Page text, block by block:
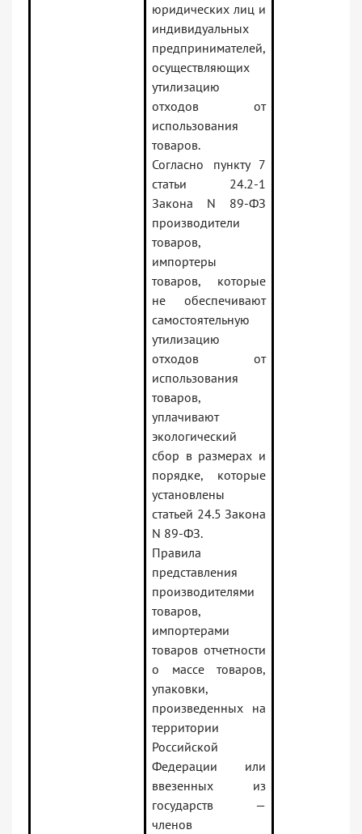
юридических лиц и
индивидуальных
предпринимателей,
осуществляющих
утилизацию
отходов от
использования
товаров.
Согласно пункту 7
статьи 24.2-1
Закона N 89-ФЗ
производители
товаров,
импортеры
товаров, которые
не обеспечивают
самостоятельную
утилизацию
отходов от
использования
товаров,
уплачивают
экологический
сбор в размерах и
порядке, которые
установлены
статьей 24.5 Закона
N 89-ФЗ.
Правила
представления
производителями
товаров,
импортерами
товаров отчетности
о массе товаров,
упаковки,
произведенных на
территории
Российской
Федерации или
ввезенных из
государств —
членов